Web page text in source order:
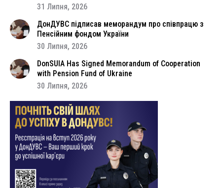
31 Липня, 2026
ДонДУВС підписав меморандум про співпрацю з
Пенсійним фондом України
30 Липня, 2026
DonSUIA Has Signed Memorandum of Cooperation
with Pension Fund of Ukraine
30 Липня, 2026